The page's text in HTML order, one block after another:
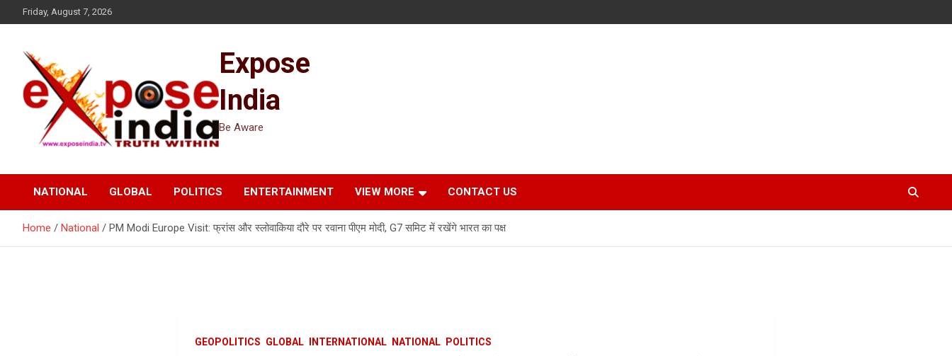
to
Friday, August 7, 2026
Expose
India
Be Aware
NATIONAL GLOBAL POLITICS ENTERTAINMENT VIEW MORE CONTACT US
Home National PM Modi Europe Visit: फ्रांस और स्लोवाकिया दौरे पर रवाना पीएम मोदी, G7 समिट में रखेंगे भारत का पक्ष
GEOPOLITICS GLOBAL INTERNATIONAL NATIONAL POLITICS